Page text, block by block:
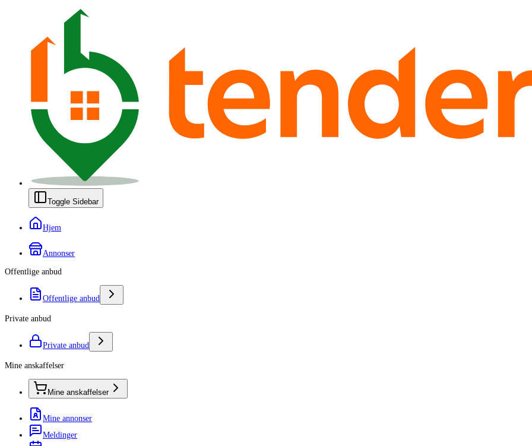
Toggle Sidebar
Hjem
Annonser
Offentlige anbud
Offentlige anbud
Private anbud
Private anbud
Mine anskaffelser
Mine anskaffelser
Mine annonser
Meldinger